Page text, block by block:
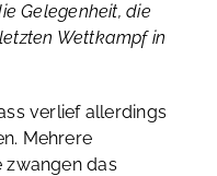
Gelegenheit, die
Wettkampf in
verlief allerdings
Mehrere
das